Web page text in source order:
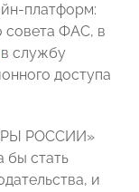
платформ:
совета ФАС, в
в службу
доступа
РОССИИ»
бы стать
и